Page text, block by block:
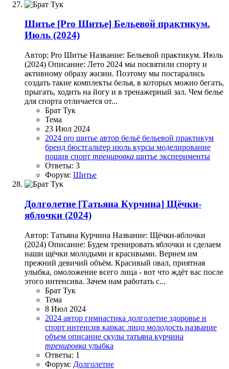
Шитье [Pro Шитье] Бельевой практикум.
Июль (2024)
Автор: Pro Шитье Название: Бельевой практикум. Июль
(2024) Описание: Лето 2024 мы посвятили спорту и
активному образу жизни. Поэтому мы постарались
создать такие комплекты белья, в которых можно бегать,
прыгать, ходить на йогу и в тренажерный зал. Чем белье
для спорта отличается от...
Брат Тук
Тема
23 Июл 2024
2024 pro шитье автор бельё бельевой практикум
бренд бюстгальтер июль курсы моделирование
пошив спорт тренировка шитье эксперименты
Ответы: 3
Форум: Шитье
Долголетие [Татьяна Курчина] Щёчки-
яблочки (2024)
Автор: Татьяна Курчина Название: Щёчки-яблочки
(2024) Описание: Будем тренировать яблочки и сделаем
наши щёчки молодыми и красивыми. Вернем им
прежний девичий объём. Красивый овал, приятная
улыбка, омоложение всего лица - вот что ждёт вас после
этого интенсива. Зачем нам работать с...
Брат Тук
Тема
8 Июл 2024
2024 автор гимнастика долголетие здоровье и
спорт интенсив каркас лицо молодость название
объем описание скулы татьяна курчина
тренировка улыбка
Ответы: 1
Форум: Долголетие